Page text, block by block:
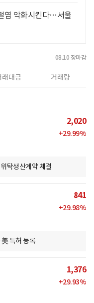
염 악화시킨다…서울
08.10 장마감
래대금 거래량
2,020
+29.99%
탁생산계약 체결
841
+29.98%
특허 등록
1,376
+29.93%